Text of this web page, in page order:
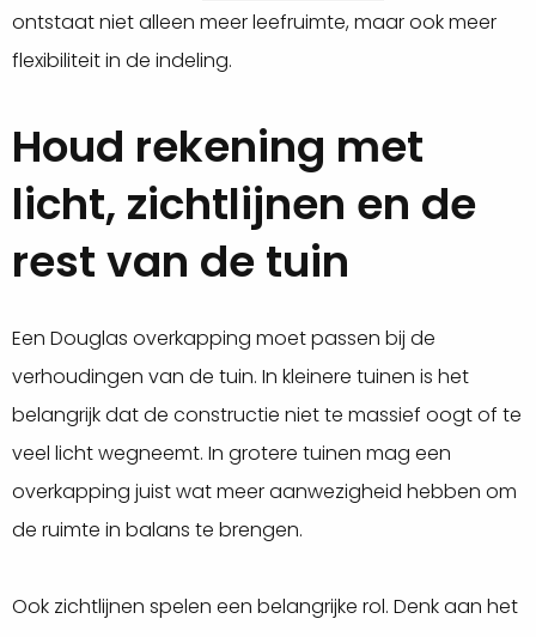
ontstaat niet alleen meer leefruimte, maar ook meer
flexibiliteit in de indeling.
Houd rekening met
licht, zichtlijnen en de
rest van de tuin
Een Douglas overkapping moet passen bij de
verhoudingen van de tuin. In kleinere tuinen is het
belangrijk dat de constructie niet te massief oogt of te
veel licht wegneemt. In grotere tuinen mag een
overkapping juist wat meer aanwezigheid hebben om
de ruimte in balans te brengen.
Ook zichtlijnen spelen een belangrijke rol. Denk aan het